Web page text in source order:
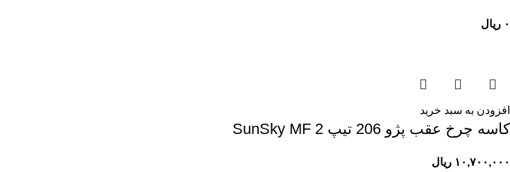
۰ ریال
افزودن به سبد خرید
کاسه چرخ عقب پژو 206 تيپ 2 SunSky MF
۱۰,۷۰۰,۰۰۰ ریال